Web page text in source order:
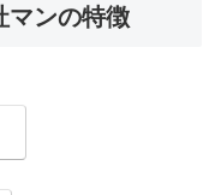
ンの特徴